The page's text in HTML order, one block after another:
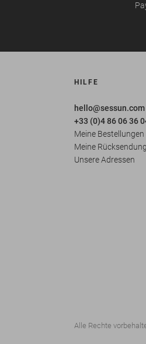
HILFE
hello@sessun.com
+33 (0)4 86 06 36
Meine Bestellungen
Meine
Unsere Adressen
Alle Rechte